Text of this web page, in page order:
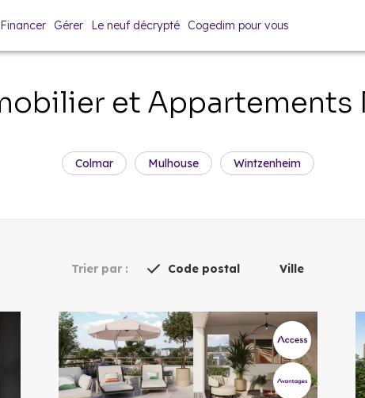
Financer Gérer Le neuf décrypté Cogedim pour vous
et Appartements
Colmar Mulhouse Wintzenheim
Trier par : Code postal Ville